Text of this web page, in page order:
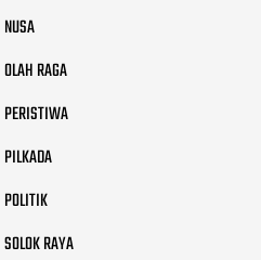
NUSA
OLAH RAGA
PERISTIWA
PILKADA
POLITIK
SOLOK RAYA